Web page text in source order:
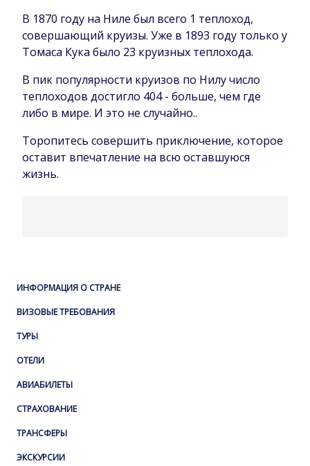
В 1870 году на Ниле был всего 1 теплоход,
совершающий круизы. Уже в 1893 году только у
Томаса Кука было 23 круизных теплохода.
В пик популярности круизов по Нилу число
теплоходов достигло 404 - больше, чем где
либо в мире. И это не случайно..
Торопитесь совершить приключение, которое
оставит впечатление на всю оставшуюся
жизнь.
ИНФОРМАЦИЯ О СТРАНЕ
ВИЗОВЫЕ ТРЕБОВАНИЯ
ТУРЫ
ОТЕЛИ
АВИАБИЛЕТЫ
СТРАХОВАНИЕ
ТРАНСФЕРЫ
ЭКСКУРСИИ